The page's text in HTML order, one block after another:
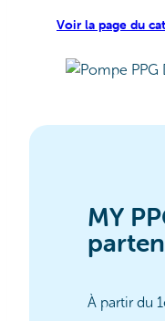
Voir la page du
MY
À partir du